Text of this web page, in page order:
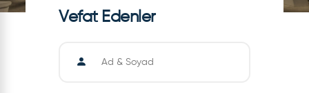
Vefat Edenler